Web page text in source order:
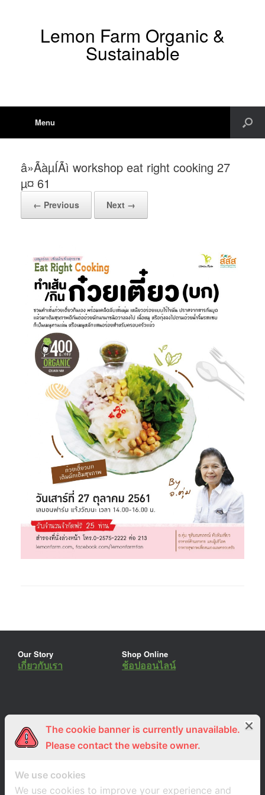
Lemon Farm Organic &
Sustainable
Menu
â»ÃàµÍÃì workshop eat right cooking 27
µ¤ 61
← Previous Next →
Our Story
เกี่ยวกับเรา
Shop Online
ช้อปออนไลน์
ร่วมงานกับเรา
สมัครงาน
Lemon Farm Cafe
ร้านอาหารอินทรีย์
The cookie banner is currently unavailable.
Please contact the website owner.
We use cookies
We use cookies to improve your experience and